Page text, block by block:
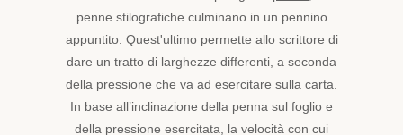
penne stilografiche culminano in un pennino
appuntito. Quest'ultimo permette allo scrittore di
dare un tratto di larghezze differenti, a seconda
della pressione che va ad esercitare sulla carta.
In base all’inclinazione della penna sul foglio e
della pressione esercitata, la velocità con cui